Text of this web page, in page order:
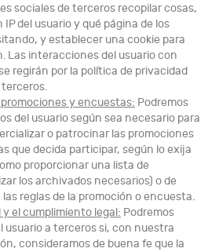
sociales de terceros recopilar cosas,
del usuario y qué página de los
y establecer una cookie para
Las interacciones del usuario con
regirán por la política de privacidad
terceros.
y encuestas: Podremos
del usuario según sea necesario para
o patrocinar las promociones
que decida participar, según lo exija
proporcionar una lista de
los archivados necesarios) o de
reglas de la promoción o encuesta.
y el cumplimiento legal: Podremos
usuario a terceros si, con nuestra
consideramos de buena fe que la